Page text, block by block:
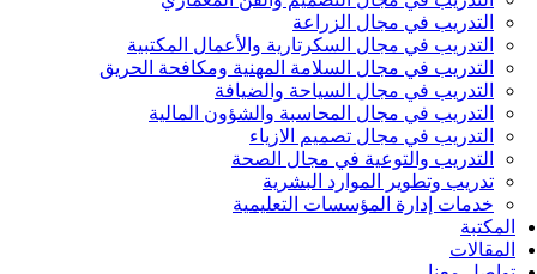
التدريب في مجال الزراعة
التدريب في مجال السكرتارية والأعمال المكتبية
التدريب في مجال السلامة المهنية ومكافحة الحريق
التدريب في مجال السياحة والضيافة
التدريب في مجال المحاسبة والشؤون المالية
التدريب في مجال تصميم الازياء
التدريب والتوعية في مجال الصحة
تدريب وتطوير الموارد البشرية
خدمات إدارة المؤسسات التعليمية
المكتبة
المقالات